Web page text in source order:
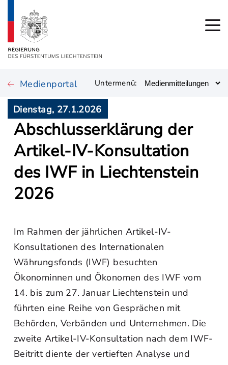
Medienportal Untermenü:
Dienstag, 27.1.2026
Abschlusserklärung der
Artikel-IV-Konsultation
des IWF in Liechtenstein
2026
Im Rahmen der jährlichen Artikel-IV-
Konsultationen des Internationalen
Währungsfonds (IWF) besuchten
Ökonominnen und Ökonomen des IWF vom
14. bis zum 27. Januar Liechtenstein und
führten eine Reihe von Gesprächen mit
Behörden, Verbänden und Unternehmen. Die
zweite Artikel-IV-Konsultation nach dem IWF-
Beitritt diente der vertieften Analyse und